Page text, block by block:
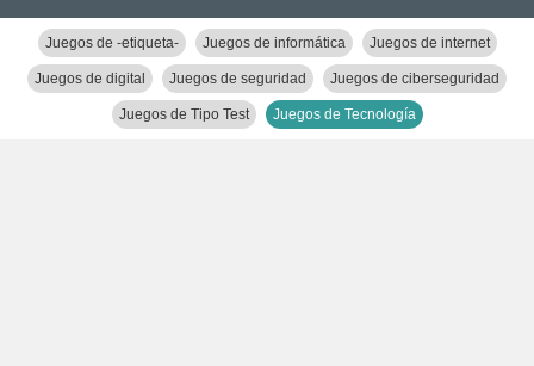
Juegos de -etiqueta- Juegos de informática Juegos de internet
Juegos de digital Juegos de seguridad Juegos de ciberseguridad
Juegos de Tipo Test Juegos de Tecnología